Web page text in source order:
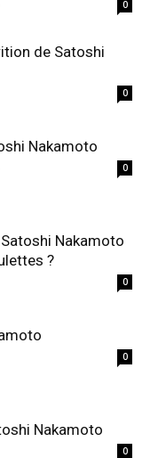
0
de Satoshi
0
Nakamoto
0
Nakamoto
?
0
0
Nakamoto
0